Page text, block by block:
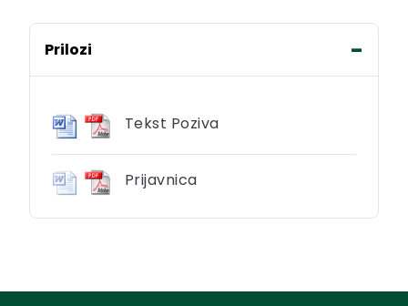
Prilozi
Tekst Poziva
Prijavnica